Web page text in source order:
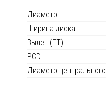
Диаметр:
Ширина диска:
Вылет (ET):
PCD:
Диаметр